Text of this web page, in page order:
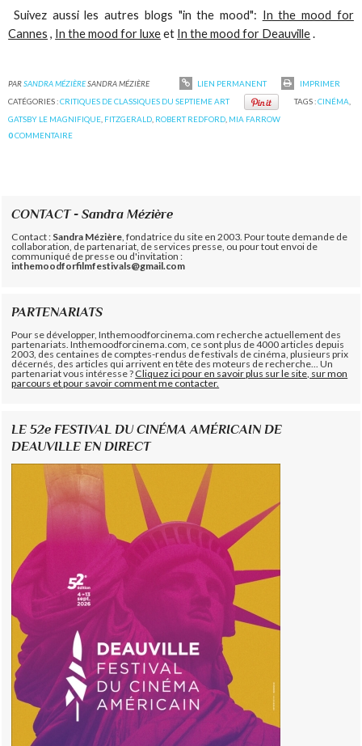
Suivez aussi les autres blogs "in the mood": In the mood for
Cannes , In the mood for luxeet In the mood for Deauville.
PARSANDRA MÉZIÈRESANDRA MÉZIÈRE LIEN PERMANENT
IMPRIMER
CATÉGORIES :CRITIQUES DE CLASSIQUES DU SEPTIEME ART TAGS :CINÉMA
GATSBY LE MAGNIFIQUE FITZGERALD ROBERT REDFORD MIA FARROW
0COMMENTAIRE
CONTACT - Sandra Mézière
Contact : Sandra Mézière , fondatrice du site en 2003. Pour toute demande de
collaboration, de partenariat, de services presse, ou pour tout envoi de
communiqué de presse ou d'invitation :
inthemoodforfilmfestivals@gmail.com
PARTENARIATS
Pour se développer, Inthemoodforcinema.com recherche actuellement des
partenariats. Inthemoodforcinema.com, ce sont plus de 4000 articles depuis
2003, des centaines de comptes-rendus de festivals de cinéma, plusieurs prix
décernés, des articles qui arrivent en tête des moteurs de recherche... Un
partenariat vous intéresse ?Cliquez ici pour en savoir plus sur le site, sur mon
parcours et pour savoir comment me contacter.
LE 52e FESTIVAL DU CINÉMA AMÉRICAIN DE
DEAUVILLE EN DIRECT